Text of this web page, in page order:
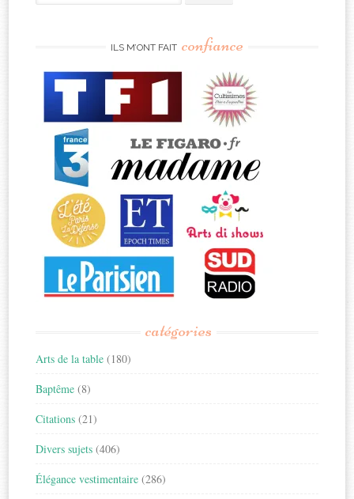
for:
ILS M’ONT FAIT confiance
catégories
Arts de la table (180)
Baptême (8)
Citations (21)
Divers sujets (406)
Élégance vestimentaire (286)